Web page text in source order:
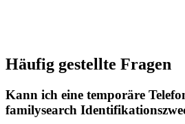
Häufig gestellte Fragen
Kann ich eine temporäre
familysearch